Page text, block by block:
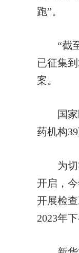
跑”。
“截至8
已征集
案。
国家医
药机构
为切实
开启，
开展检
2023年